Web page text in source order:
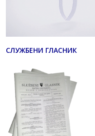
СЛУЖБЕНИ ГЛАСНИК